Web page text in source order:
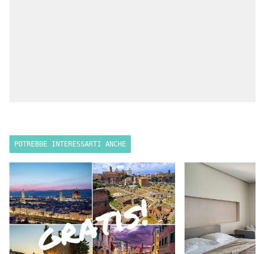
POTREBBE INTERESSARTI ANCHE